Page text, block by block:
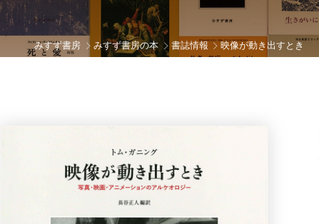
みすず書房 みすず書房の本 書誌情報 映像が動き出すとき